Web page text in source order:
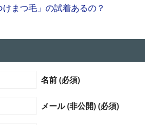
まつ毛」の試着あるの？
名前 (必須)
メール (非公開) (必須)